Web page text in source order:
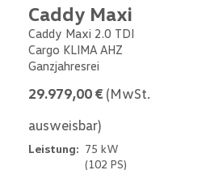
Caddy Maxi
Caddy Maxi 2.0 TDI
Cargo KLIMA AHZ
Ganzjahresrei
29.979,00 € (MwSt.
ausweisbar)
Leistung: 75 kW
(102 PS)